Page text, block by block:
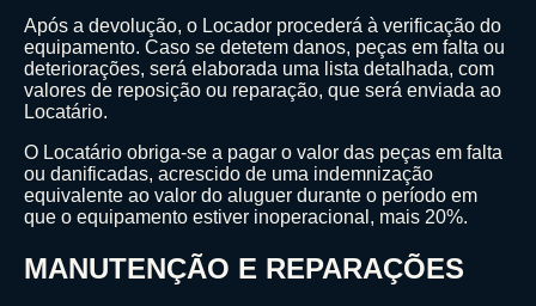
Após a devolução, o Locador procederá à verificação do
equipamento. Caso se detetem danos, peças em falta ou
deteriorações, será elaborada uma lista detalhada, com
valores de reposição ou reparação, que será enviada ao
Locatário.
O Locatário obriga-se a pagar o valor das peças em falta
ou danificadas, acrescido de uma indemnização
equivalente ao valor do aluguer durante o período em
que o equipamento estiver inoperacional, mais 20%.
MANUTENÇÃO E REPARAÇÕES